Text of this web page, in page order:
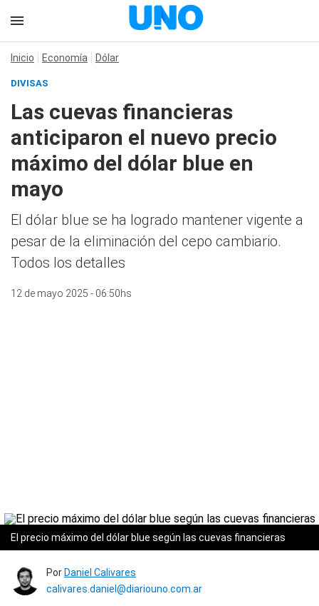
Inicio Economía Dólar
DIVISAS
Las cuevas financieras
anticiparon el nuevo precio
máximo del dólar blue en
mayo
El dólar blue se ha logrado mantener vigente a
pesar de la eliminación del cepo cambiario.
Todos los detalles
12 de mayo 2025 - 06:50hs
El precio máximo del dólar blue según las cuevas financieras
Por Daniel Calivares
calivares.daniel@diariouno.com.ar